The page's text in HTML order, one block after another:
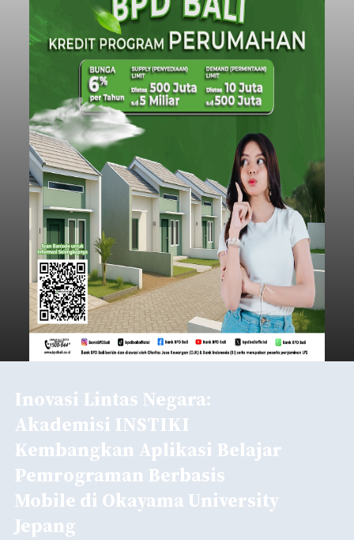
Inovasi Lintas Negara:
Akademisi INSTIKI
Kembangkan Aplikasi Belajar
Pemrograman Berbasis
Mobile di Okayama University
Jepang